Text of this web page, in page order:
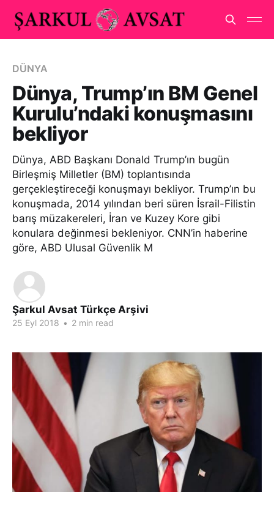
DÜNYA
Dünya, Trump’ın BM Genel
Kurulu’ndaki konuşmasını
bekliyor
Dünya, ABD Başkanı Donald Trump’ın bugün
Birleşmiş Milletler (BM) toplantısında
gerçekleştireceği konuşmayı bekliyor. Trump’ın bu
konuşmada, 2014 yılından beri süren İsrail-Filistin
barış müzakereleri, İran ve Kuzey Kore gibi
konulara değinmesi bekleniyor. CNN’in haberine
göre, ABD Ulusal Güvenlik M
Şarkul Avsat Türkçe Arşivi
25 Eyl 2018 • 2 min read